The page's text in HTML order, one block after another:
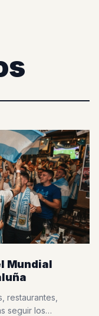
Mundial
restaurantes,
seguir los